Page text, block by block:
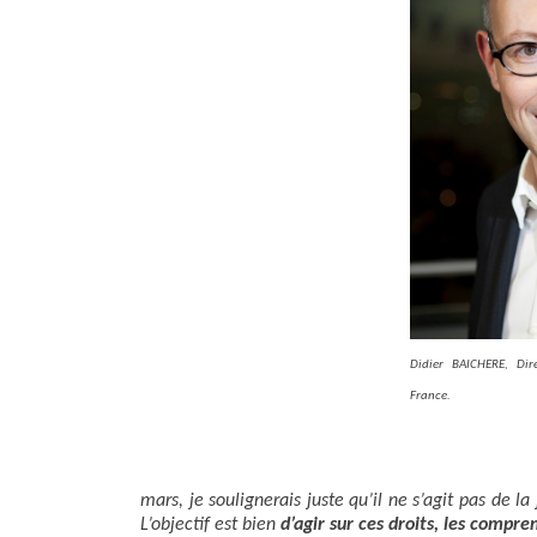
Didier BAICHERE,
France.
mars, je soulignerais juste qu’il ne s’agit pas de
L’objectif est bien d’agir sur ces droits, les